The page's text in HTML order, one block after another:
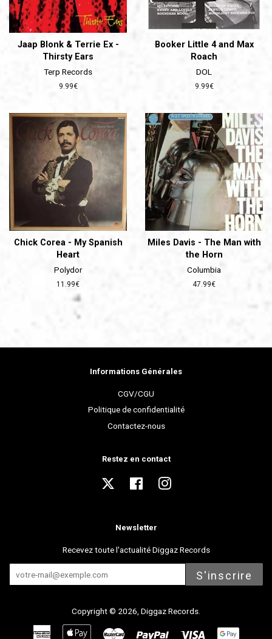
Jaap Blonk & Terrie Ex -
Thirsty Ears
Terp Records
Prix
9.99€
Booker Little 4 and Max
Roach
DOL
Prix
9.99€
Chick Corea - My Spanish
Heart
Polydor
Prix
régulier
11.99€
Miles Davis - The Man with
the Horn
Columbia
Prix
47.99€
Informations Générales
CGV/CGU
Politique de confidentialité
Contactez-nous
Restez en contact
Twitter FacebookInstagram
Newsletter
Recevez toute l'actualité Diggaz Records
S'inscrire
Copyright © 2026, Diggaz Records
American Apple Master Paypal Visa